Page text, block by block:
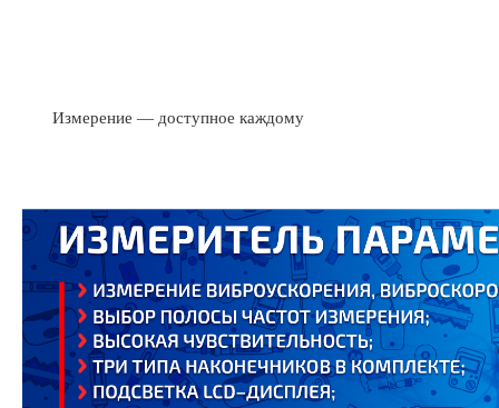
Измерение — доступное каждому